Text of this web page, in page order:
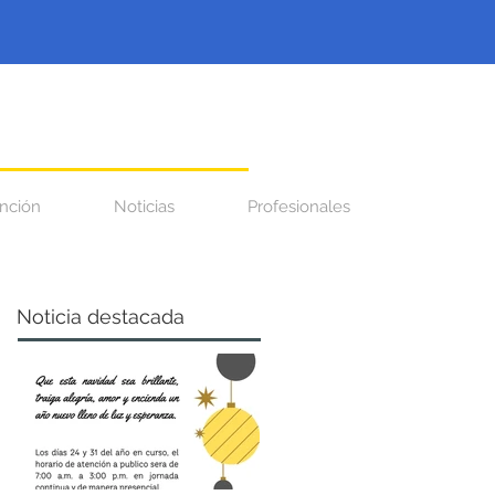
Noticias Profesionales
Noticia destacada